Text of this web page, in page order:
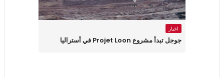
اخبار
جوجل تبدأ مشروع Projet Loon في أستراليا